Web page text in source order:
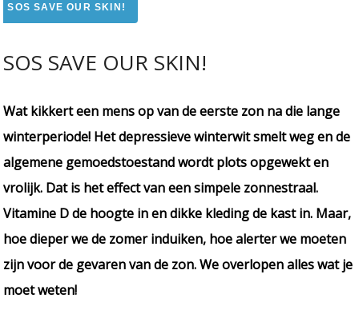
SOS SAVE OUR SKIN!
SOS SAVE OUR SKIN!
Wat kikkert een mens op van de eerste zon na die lange
winterperiode! Het depressieve winterwit smelt weg en de
algemene gemoedstoestand wordt plots opgewekt en
vrolijk. Dat is het effect van een simpele zonnestraal.
Vitamine D de hoogte in en dikke kleding de kast in. Maar,
hoe dieper we de zomer induiken, hoe alerter we moeten
zijn voor de gevaren van de zon. We overlopen alles wat je
moet weten!